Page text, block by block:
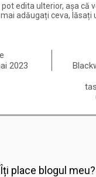
edita ulterior, așa că
adăugați ceva, lăsați
2023
Îți place blogul meu?